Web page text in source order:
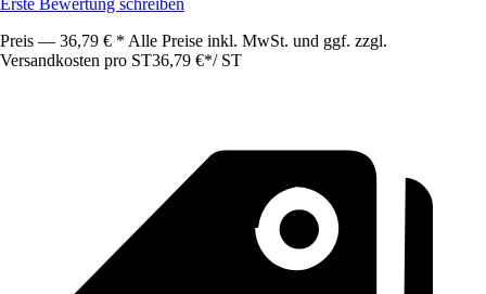
Erste Bewertung schreiben
Preis — 36,79 € * Alle Preise inkl. MwSt. und ggf. zzgl.
Versandkosten pro ST36,79 €*/ ST